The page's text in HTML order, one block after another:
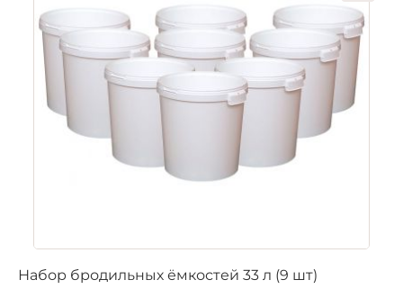
Набор бродильных ёмкостей 33 л (9 шт)